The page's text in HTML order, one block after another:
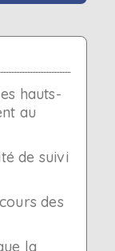
hauts-
au
de suivi
des
la